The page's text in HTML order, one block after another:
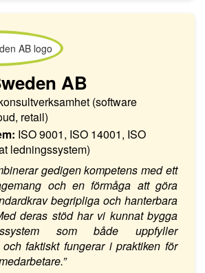
AB
(software
retail)
ISO 9001, ISO 14001, ISO
ledningssystem)
gedigen kompetens med ett
och en förmåga att göra
begripliga och hanterbara
deras stöd har vi kunnat bygga
som både uppfyller
faktiskt fungerar i praktiken för